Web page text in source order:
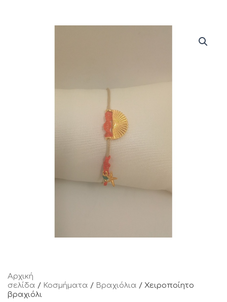
Αρχική
σελίδα / Κοσμήματα / Βραχιόλια / Χειροποίητο
βραχιόλι